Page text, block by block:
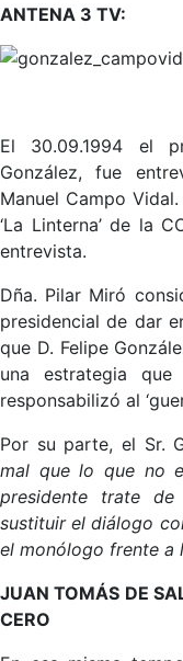
ANTENA 3 TV:
El 30.09.1994 el
González, fue
Manuel Campo
‘La Linterna’ de la
entrevista.
Dña. Pilar Miró
presidencial de dar
que D. Felipe
una estrategia
responsabilizó al
Por su parte, el Sr.
mal que lo que no
presidente trate
sustituir el diálogo
el monólogo frente a
JUAN TOMÁS DE
CERO